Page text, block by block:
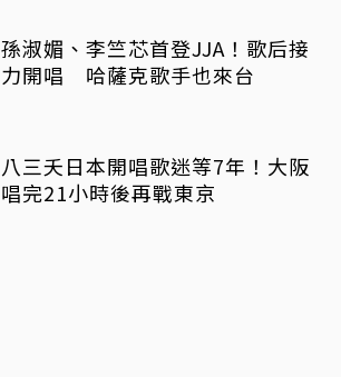
孫淑媚、李竺芯首登JJA！歌后接
力開唱 哈薩克歌手也來台
八三夭日本開唱歌迷等7年！大阪
唱完21小時後再戰東京